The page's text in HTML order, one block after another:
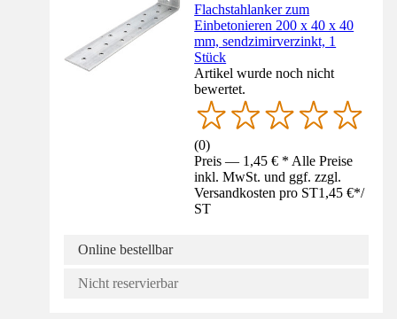
Flachstahlanker zum
Einbetonieren 200 x 40 x 40
mm, sendzimirverzinkt, 1
Stück
Artikel wurde noch nicht
bewertet.
(0)
Preis — 1,45 € * Alle Preise
inkl. MwSt. und ggf. zzgl.
Versandkosten pro ST1,45 €*/
ST
Online bestellbar
Nicht reservierbar